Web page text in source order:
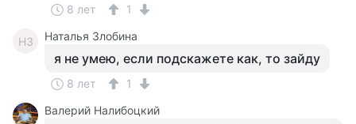
8 лет 1
НЗ Наталья Злобина
я не умею, если подскажете как, то зайду
8 лет
1
Валерий Налибоцкий